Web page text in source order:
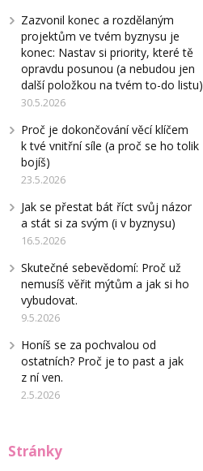
Zazvonil konec a rozdělaným
projektům ve tvém byznysu je
konec: Nastav si priority, které tě
opravdu posunou (a nebudou jen
další položkou na tvém to-do listu)
30.5.2026
Proč je dokončování věcí klíčem
k tvé vnitřní síle (a proč se ho tolik
bojíš)
23.5.2026
Jak se přestat bát říct svůj názor
a stát si za svým (i v byznysu)
16.5.2026
Skutečné sebevědomí: Proč už
nemusíš věřit mýtům a jak si ho
vybudovat.
9.5.2026
Honíš se za pochvalou od
ostatních? Proč je to past a jak
z ní ven.
2.5.2026
Stránky